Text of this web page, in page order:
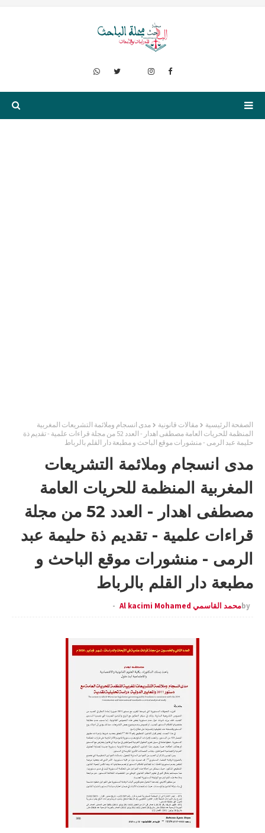
الصفحة الرئيسية مقالات قانونية
مدى انسجام وملائمة التشريعات المغربية
المنظمة للحريات العامة مصطفى اهدار - العدد 52 من مجلة قراءات علمية - تقديم ذة
حليمة عبد الرمى - منشورات موقع الباحث و مطبعة دار القلم بالرباط
مدى انسجام وملائمة التشريعات
المغربية المنظمة للحريات العامة
مصطفى اهدار - العدد 52 من مجلة
قراءات علمية - تقديم ذة حليمة عبد
الرمى - منشورات موقع الباحث و
مطبعة دار القلم بالرباط
byمحمد القاسمي Al kacimi Mohamed